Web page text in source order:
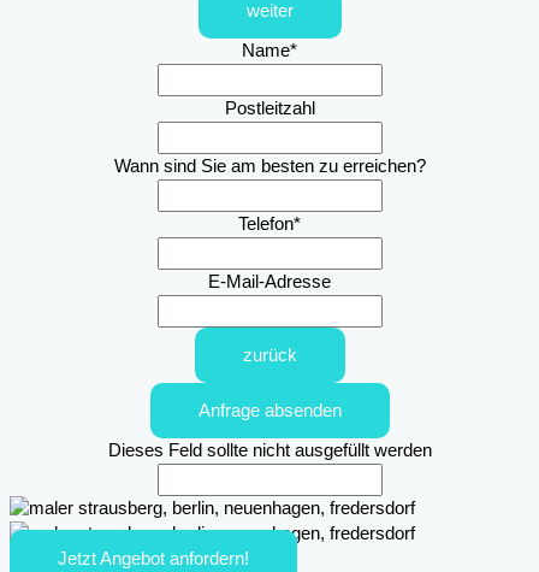
weiter
Name*
Postleitzahl
Wann sind Sie am besten zu erreichen?
Telefon*
E-Mail-Adresse
zurück
Anfrage absenden
Dieses Feld sollte nicht ausgefüllt werden
Jetzt Angebot anfordern!